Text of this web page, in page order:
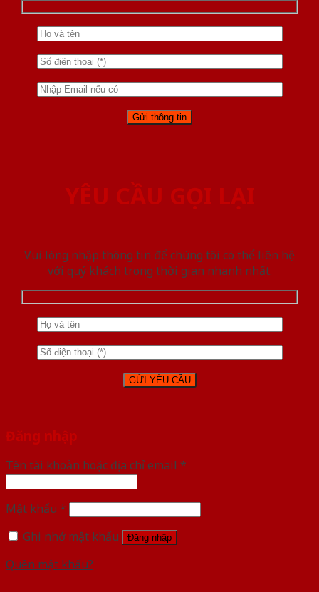
YÊU CẦU GỌI LẠI
Vui lòng nhập thông tin để chúng tôi có thể liên hệ
với quý khách trong thời gian nhanh nhất.
Đăng nhập
Tên tài khoản hoặc địa chỉ email *
Mật khẩu *
Ghi nhớ mật khẩu
Đăng nhập
Quên mật khẩu?